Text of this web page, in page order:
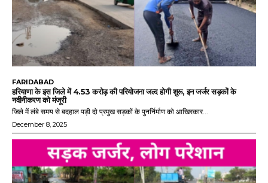
FARIDABAD
हरियाणा के इस जिले में 4.53 करोड़ की परियोजना जल्द होगी शुरू, इन जर्जर सड़कों के
नवीनीकरण को मंजूरी
जिले में लंबे समय से बदहाल पड़ी दो प्रमुख सड़कों के पुनर्निर्माण को आखिरकार...
December 8, 2025